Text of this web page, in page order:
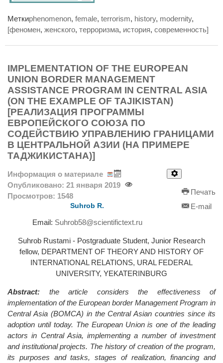
Меткиphenomenon, female, terrorism, history, modernity,
[феномен, женского, терроризма, история, современность]
IMPLEMENTATION OF THE EUROPEAN
UNION BORDER MANAGEMENT
ASSISTANCE PROGRAM IN CENTRAL ASIA
(ON THE EXAMPLE OF TAJIKISTAN)
[РЕАЛИЗАЦИЯ ПРОГРАММЫ
ЕВРОПЕЙСКОГО СОЮЗА ПО
СОДЕЙСТВИЮ УПРАВЛЕНИЮ ГРАНИЦАМИ
В ЦЕНТРАЛЬНОЙ АЗИИ (НА ПРИМЕРЕ
ТАДЖИКИСТАНА)]
Печать
E-mail
Информация о материале
Опубликовано: 21 января 2019
Просмотров: 1548
Suhrob R.
Email: Suhrob58@scientifictext.ru
Suhrob Rustami - Postgraduate Student, Junior Research
fellow, DEPARTMENT OF THEORY AND HISTORY OF
INTERNATIONAL RELATIONS, URAL FEDERAL
UNIVERSITY, YEKATERINBURG
Abstract: the article considers the effectiveness of
implementation of the European border Management Program in
Central Asia (BOMCA) in the Central Asian countries since its
adoption until today. The European Union is one of the leading
actors in Central Asia, implementing a number of investment
and institutional projects. The history of creation of the program,
its purposes and tasks, stages of realization, financing and